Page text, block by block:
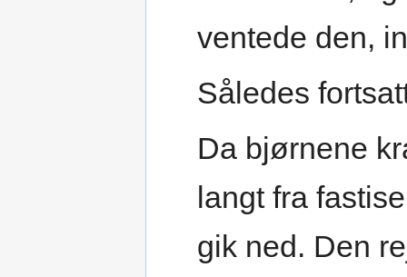
ventede den,
Således
Da bjørnene
langt fra
gik ned. Den